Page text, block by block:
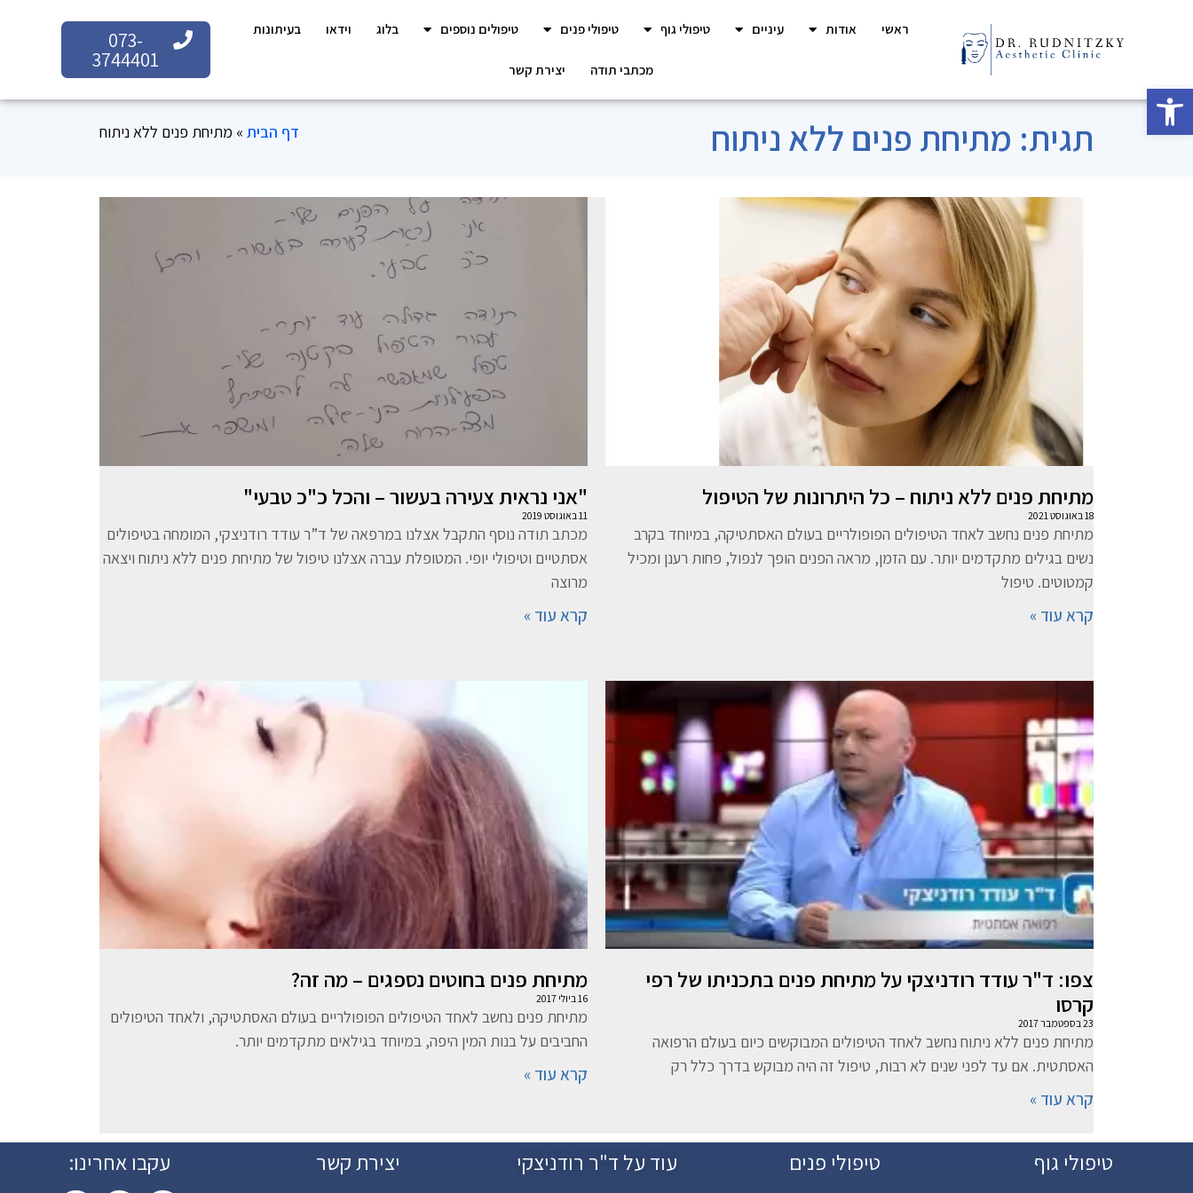
פתח סרגל נגישות
ראשי אודות עיניים טיפולי גוף טיפולי פנים טיפולים נוספים בלוג וידאו בעיתונות
מכתבי תודה יצירת קשר
073-
3744401
תגית: מתיחת פנים ללא ניתוח דף הבית » מתיחת פנים ללא ניתוח
מתיחת פנים ללא ניתוח – כל היתרונות של הטיפול
18 באוגוסט 2021
מתיחת פנים נחשב לאחד הטיפולים הפופולריים בעולם האסתטיקה, במיוחד בקרב
נשים בגילים מתקדמים יותר. עם הזמן, מראה הפנים הופך לנפול, פחות רענן ומכיל
קמטוטים. טיפול
קרא עוד »
"אני נראית צעירה בעשור – והכל כ"כ טבעי"
11 באוגוסט 2019
מכתב תודה נוסף התקבל אצלנו במרפאה של ד”ר עודד רודניצקי, המומחה בטיפולים
אסתטיים וטיפולי יופי. המטופלת עברה אצלנו טיפול של מתיחת פנים ללא ניתוח ויצאה
מרוצה
קרא עוד »
צפו: ד"ר עודד רודניצקי על מתיחת פנים בתכניתו של רפי
קרסו
23 בספטמבר 2017
מתיחת פנים ללא ניתוח נחשב לאחד הטיפולים המבוקשים כיום בעולם הרפואה
האסתטית. אם עד לפני שנים לא רבות, טיפול זה היה מבוקש בדרך כלל רק
קרא עוד »
מתיחת פנים בחוטים נספגים – מה זה?
16 ביולי 2017
מתיחת פנים נחשב לאחד הטיפולים הפופולריים בעולם האסתטיקה, ולאחד הטיפולים
החביבים על בנות המין היפה, במיוחד בגילאים מתקדמים יותר.
קרא עוד »
טיפולי גוף טיפולי פנים עוד על ד"ר רודניצקי יצירת קשר עקבו אחרינו: